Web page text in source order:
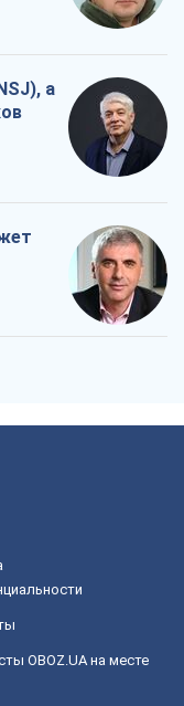
а
OBOZ.UA на месте